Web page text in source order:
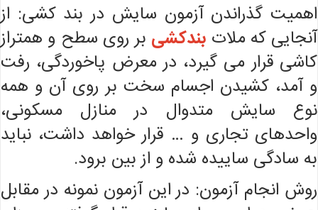
اهمیت گذراندن آزمون سایش در بند کشی: از
آنجایی که ملات بندکشی بر روی سطح و همتراز
کاشی قرار می گیرد، در معرض پاخوردگی، رفت
و آمد، کشیدن اجسام سخت بر روی آن و همه
نوع سایش متدوال در منازل مسکونی،
واحدهای تجاری و … قرار خواهد داشت، نباید
به سادگی ساییده شده و از بین برود.
روش انجام آزمون: در این آزمون نمونه در مقابل